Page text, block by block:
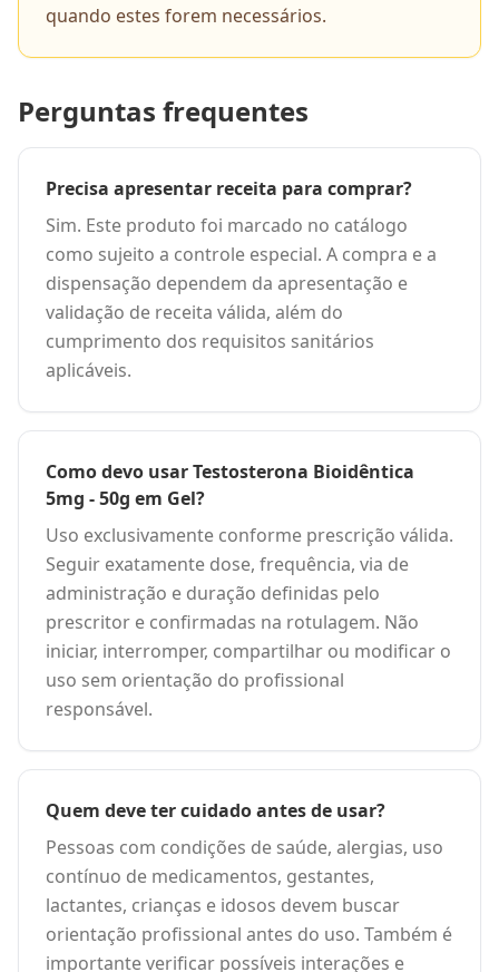
quando estes forem necessários.
Perguntas frequentes
Precisa apresentar receita para comprar?
Sim. Este produto foi marcado no catálogo
como sujeito a controle especial. A compra e a
dispensação dependem da apresentação e
validação de receita válida, além do
cumprimento dos requisitos sanitários
aplicáveis.
Como devo usar Testosterona Bioidêntica
5mg - 50g em Gel?
Uso exclusivamente conforme prescrição válida.
Seguir exatamente dose, frequência, via de
administração e duração definidas pelo
prescritor e confirmadas na rotulagem. Não
iniciar, interromper, compartilhar ou modificar o
uso sem orientação do profissional
responsável.
Quem deve ter cuidado antes de usar?
Pessoas com condições de saúde, alergias, uso
contínuo de medicamentos, gestantes,
lactantes, crianças e idosos devem buscar
orientação profissional antes do uso. Também é
importante verificar possíveis interações e